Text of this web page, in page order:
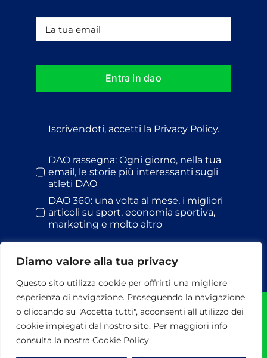
Diamo valore alla tua privacy
Questo sito utilizza cookie per offrirti una migliore
esperienza di navigazione. Proseguendo la navigazione
o cliccando su "Accetta tutti", acconsenti all'utilizzo dei
cookie impiegati dal nostro sito. Per maggiori info
consulta la nostra Cookie Policy.
Entra in dao
Iscrivendoti, accetti la Privacy Policy.
DAO rassegna: Ogni giorno, nella tua
email, le storie più interessanti sugli
atleti DAO
DAO 360: una volta al mese, i migliori
articoli su sport, economia sportiva,
marketing e molto altro
© Dao S.r.l. | 2026 | Tutti i diritti riservati | P.I. 13478441002 |
via Maresciallo Pilsudski, 118 - 00197 Roma - Tel. 06
37511764-282 | Powered by